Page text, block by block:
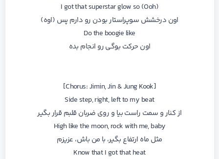
I got that superstar glow so (Ooh)
اون درخشش سوپراستار بودن رو دارم پس (اوه)
Do the boogie like
اون حرکت بوگی رو انجام بده
[Chorus: Jimin, Jin & Jung Kook]
Side step, right, left to my beat
از کنار و سمت راست بیا و روی ضربان قلبم قرار بگیر
High like the moon, rock with me, baby
مثل ماه ارتفاع بگیر، با من باش، عزیزم
Know that I got that heat